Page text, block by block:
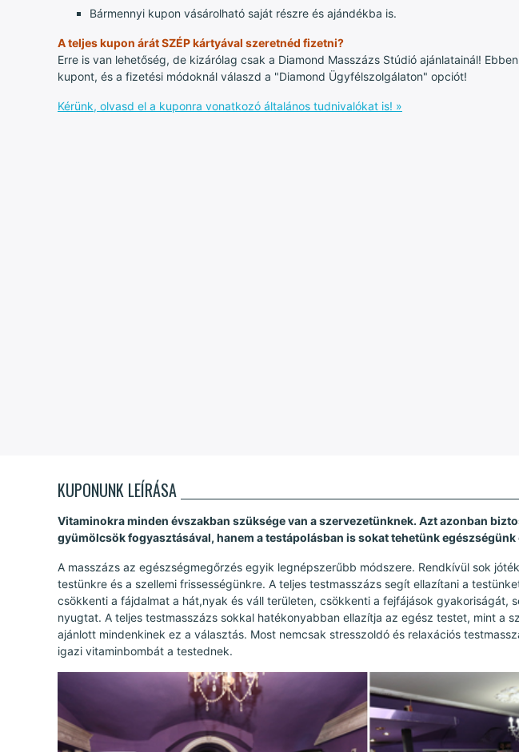
Bármennyi kupon vásárolható saját részre és ajándékba is.
A teljes kupon árát SZÉP kártyával szeretnéd fizetni?
Erre is van lehetőség, de kizárólag csak a Diamond Masszázs Stúdió ajánlatainál!
kupont, és a fizetési módoknál válaszd a "Diamond Ügyfélszolgálaton" opciót!
Kérünk, olvasd el a kuponra vonatkozó általános tudnivalókat is! »
KUPONUNK LEÍRÁSA
Vitaminokra minden évszakban szüksége van a szervezetünknek. Azt azonban
gyümölcsök fogyasztásával, hanem a testápolásban is sokat tehetünk egészségünk
A masszázs az egészségmegőrzés egyik legnépszerűbb módszere. Rendkívül sok
testünkre és a szellemi frissességünkre. A teljes testmasszázs segít ellazítani a
csökkenti a fájdalmat a hát,nyak és váll területen, csökkenti a fejfájások gyakoriságát,
nyugtat. A teljes testmasszázs sokkal hatékonyabban ellazítja az egész testet, mint a
ajánlott mindenkinek ez a választás. Most nemcsak stresszoldó és relaxációs
igazi vitaminbombát a testednek.